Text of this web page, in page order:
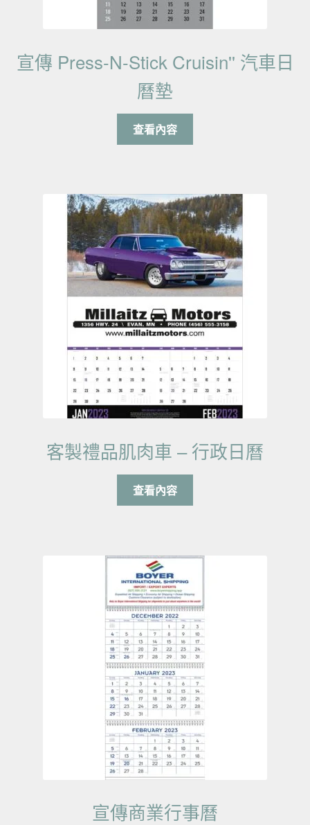
宣傳 Press-N-Stick Cruisin'' 汽車日
曆墊
查看內容
客製禮品肌肉車 – 行政日曆
查看內容
宣傳商業行事曆